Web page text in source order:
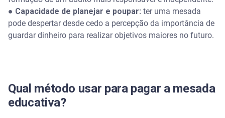
● Capacidade de planejar e poupar: ter uma mesada
pode despertar desde cedo a percepção da importância de
guardar dinheiro para realizar objetivos maiores no futuro.
Qual método usar para pagar a mesada
educativa?